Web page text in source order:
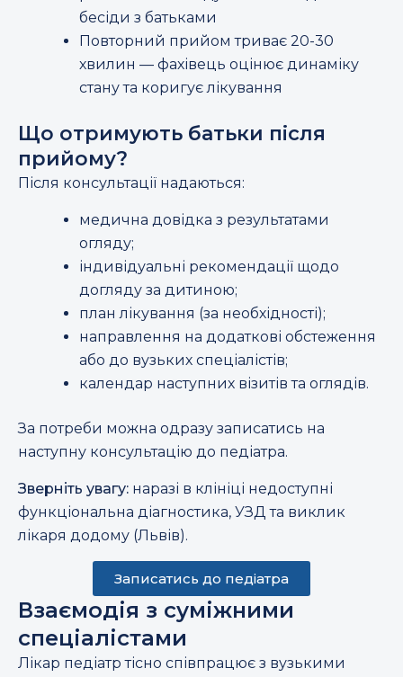
бесіди з батьками
Повторний прийом триває 20-30
хвилин — фахівець оцінює динаміку
стану та коригує лікування
Що отримують батьки після
прийому?
Після консультації надаються:
медична довідка з результатами
огляду;
індивідуальні рекомендації щодо
догляду за дитиною;
план лікування (за необхідності);
направлення на додаткові обстеження
або до вузьких спеціалістів;
календар наступних візитів та оглядів.
За потреби можна одразу записатись на
наступну консультацію до педіатра.
Зверніть увагу: наразі в клініці недоступні
функціональна діагностика, УЗД та виклик
лікаря додому (Львів).
Записатись до педіатра
Взаємодія з суміжними
спеціалістами
Лікар педіатр тісно співпрацює з вузькими